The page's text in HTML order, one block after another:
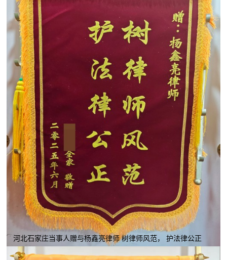
河北石家庄当事人赠与杨鑫亮律师 树律师风范， 护法律公正